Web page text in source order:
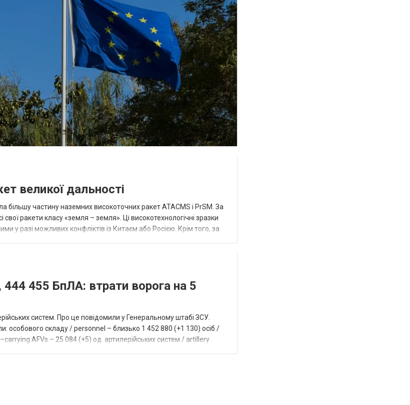
великої дальності
більшу частину наземних високоточних ракет ATACMS і PrSM. За
ракети класу «земля – земля». Ці високотехнологічні зразки
у разі можливих конфліктів із Китаєм або Росією. Крім того, за
455 БпЛА: втрати ворога на 5
систем. Про це повідомили у Генеральному штабі ЗСУ.
особового складу / personnel – близько 1 452 880 (+1 130) осіб /
AFVs – 25 084 (+5) од. артилерійських систем / artillery